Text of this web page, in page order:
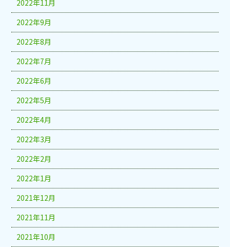
2022年11月
2022年9月
2022年8月
2022年7月
2022年6月
2022年5月
2022年4月
2022年3月
2022年2月
2022年1月
2021年12月
2021年11月
2021年10月